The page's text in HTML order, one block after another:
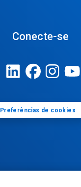
Conecte-se
Preferências de cookies